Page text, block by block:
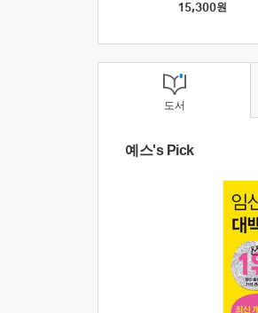
15,300원
도서
예스's Pick